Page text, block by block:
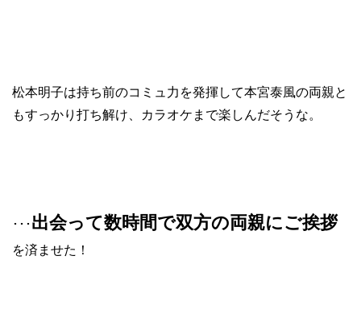
松本明子は持ち前のコミュ力を発揮して本宮泰風の両親と
もすっかり打ち解け、カラオケまで楽しんだそうな。
･･･ 出会って数時間で双方の両親にご挨拶
を済ませた！